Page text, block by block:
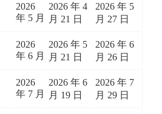
2026
年 5 月
2026 年 4
月 21 日
2026 年 5
月 27 日
2026
年 6 月
2026 年 5
月 21 日
2026 年 6
月 26 日
2026
年 7 月
2026 年 6
月 19 日
2026 年 7
月 29 日